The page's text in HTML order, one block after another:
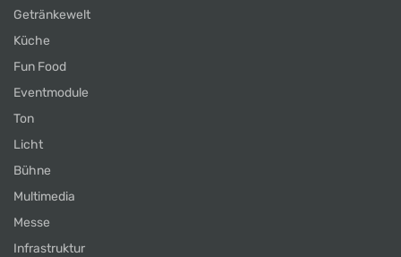
Getränkewelt
Küche
Fun Food
Eventmodule
Ton
Licht
Bühne
Multimedia
Messe
Infrastruktur